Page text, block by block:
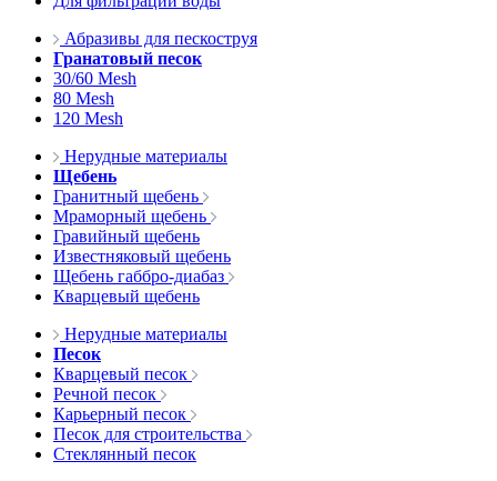
Абразивы для пескоструя
Гранатовый песок
30/60 Mesh
80 Mesh
120 Mesh
Нерудные материалы
Щебень
Гранитный щебень
Мраморный щебень
Гравийный щебень
Известняковый щебень
Щебень габбро-диабаз
Кварцевый щебень
Нерудные материалы
Песок
Кварцевый песок
Речной песок
Карьерный песок
Песок для строительства
Стеклянный песок